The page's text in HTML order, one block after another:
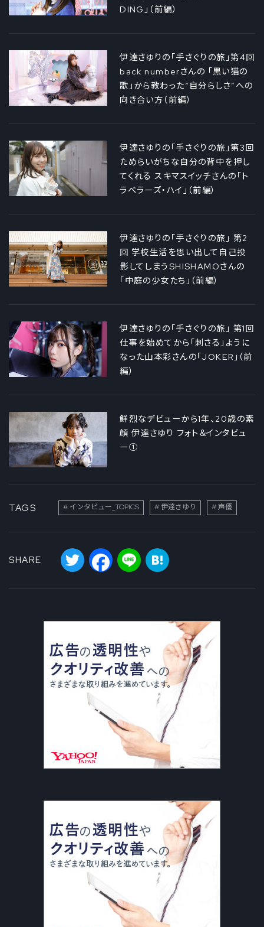
DING」（前編）
伊達さゆりの「手さぐりの旅」第4回
back numberさんの 「黒い猫の
歌」から教わった“自分らしさ”への
向き合い方（前編）
伊達さゆりの「手さぐりの旅」第3回
ためらいがちな自分の背中を押し
てくれる スキマスイッチさんの「ト
ラベラーズ・ハイ」（前編）
伊達さゆりの「手さぐりの旅」 第2
回 学校生活を思い出して自己投
影してしまうSHISHAMOさんの
「中庭の少女たち」（前編）
伊達さゆりの「手さぐりの旅」 第1回
仕事を始めてから「刺さる」ように
なった山本彩さんの「JOKER」（前
編）
鮮烈なデビューから1年、20歳の素
顔 伊達さゆり フォト＆インタビュ
ー①
TAGS インタビュー_TOPICS 伊達さゆり 声優
SHARE
Twitter Facebook
Line